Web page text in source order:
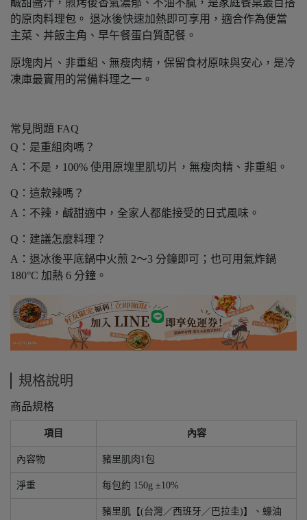
的原肉料理包。 退冰後快速加熱即可享用，適合作為便當
主菜、丼飯主角、早午餐蛋白質配餐。
原塊肉片、非重組、無瘦肉精，保留食材原味與安心，是冷
凍庫最實用的常備料理之一。
常見問題 FAQ
Q：是重組肉嗎？
A：不是，100% 使用原塊里肌切片，無瘦肉精、非重組。
Q：這款辣嗎？
A：不辣，鹹甜適中，全家人都能接受的日式風味。
Q：建議怎麼料理？
A：退冰後平底鍋中火煎 2～3 分鐘即可；也可用氣炸鍋
180°C 加熱 6 分鐘。
規格說明
商品規格
項目 內容
內容物 豬里肌肉1包
淨重 每包約 150g ±10%
豬里肌【(台灣／西班牙／巴拉圭)】、蠔油